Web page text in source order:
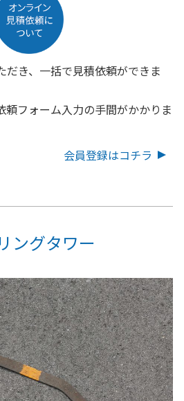
だき、一括で見積依頼ができま
頼フォーム入力の手間がかかりま
会員登録はコチラ
ングタワー